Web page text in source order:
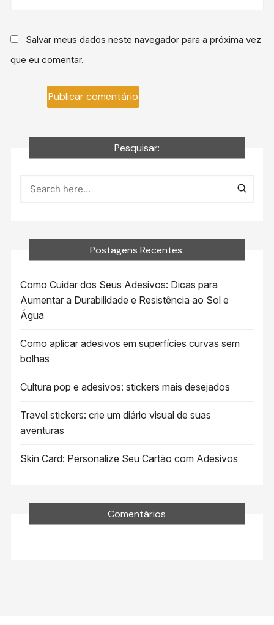
Salvar meus dados neste navegador para a próxima vez
que eu comentar.
Pesquisar:
Postagens Recentes:
Como Cuidar dos Seus Adesivos: Dicas para
Aumentar a Durabilidade e Resistência ao Sol e
Água
Como aplicar adesivos em superfícies curvas sem
bolhas
Cultura pop e adesivos: stickers mais desejados
Travel stickers: crie um diário visual de suas
aventuras
Skin Card: Personalize Seu Cartão com Adesivos
Comentários